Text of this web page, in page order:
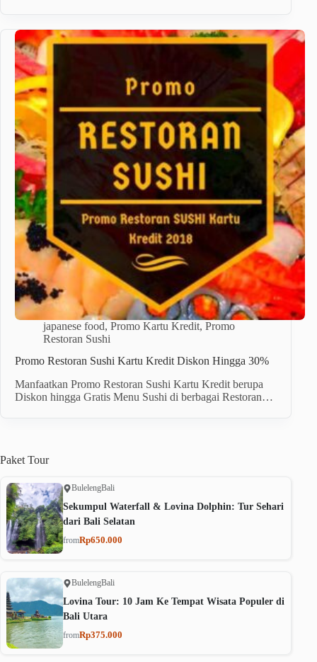
japanese food, Promo Kartu Kredit, Promo
Restoran Sushi
Promo Restoran Sushi Kartu Kredit Diskon Hingga 30%
Manfaatkan Promo Restoran Sushi Kartu Kredit berupa
Diskon hingga Gratis Menu Sushi di berbagai Restoran…
Paket Tour
BulelengBali
Sekumpul Waterfall & Lovina Dolphin: Tur Sehari
dari Bali Selatan
fromRp650.000
BulelengBali
Lovina Tour: 10 Jam Ke Tempat Wisata Populer di
Bali Utara
fromRp375.000